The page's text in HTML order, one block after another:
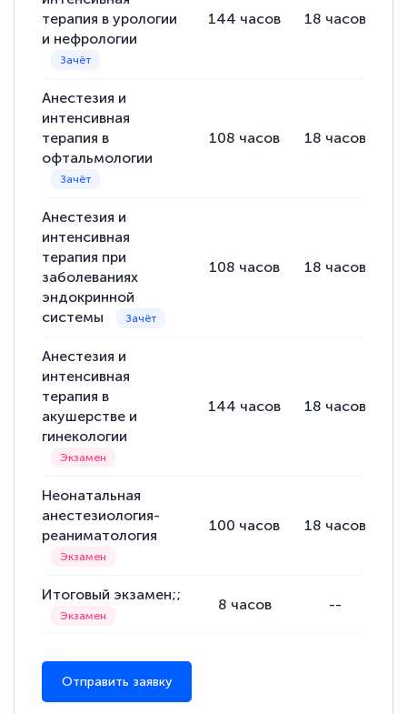
терапия в урологии
и нефрологии
144 часов 18 часов
Анестезия и
интенсивная
терапия в
офтальмологии
108 часов 18 часов
Анестезия и
интенсивная
терапия при
заболеваниях
эндокринной
системы
108 часов 18 часов
Анестезия и
интенсивная
терапия в
акушерстве и
гинекологии
144 часов 18 часов
Неонатальная
анестезиология-
реаниматология
100 часов 18 часов
Итоговый экзамен;;
8 часов --
Отправить заявку